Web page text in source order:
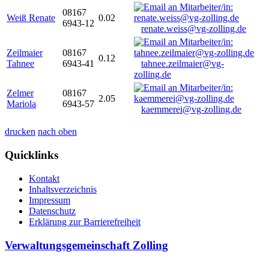
Weiß Renate
08167
6943-12
0.02
renate.weiss@vg-zolling.de
Zeilmaier
Tahnee
08167
6943-41
0.12
tahnee.zeilmaier@vg-
zolling.de
Zelmer
Mariola
08167
6943-57
2.05
kaemmerei@vg-zolling.de
drucken nach oben
Quicklinks
Kontakt
Inhaltsverzeichnis
Impressum
Datenschutz
Erklärung zur Barrierefreiheit
Verwaltungsgemeinschaft Zolling